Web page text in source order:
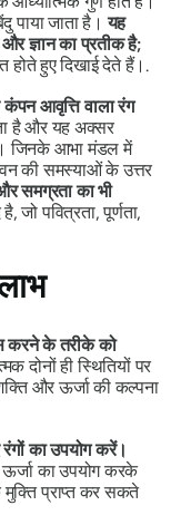
पाया जाता है।यह
ज्ञान का प्रतीक है;
होते हुए दिखाई देते हैं।.
आवृत्ति वाला रंग
है और यह अक्सर
जिनके आभा मंडल में
की समस्याओं के उत्तर
समग्रता का भी
पवित्रता, पूर्णता,
करने के तरीके को
दोनों ही स्थितियों पर
और ऊर्जा की कल्पना
का उपयोग करें।
का उपयोग करके
प्राप्त कर सकते